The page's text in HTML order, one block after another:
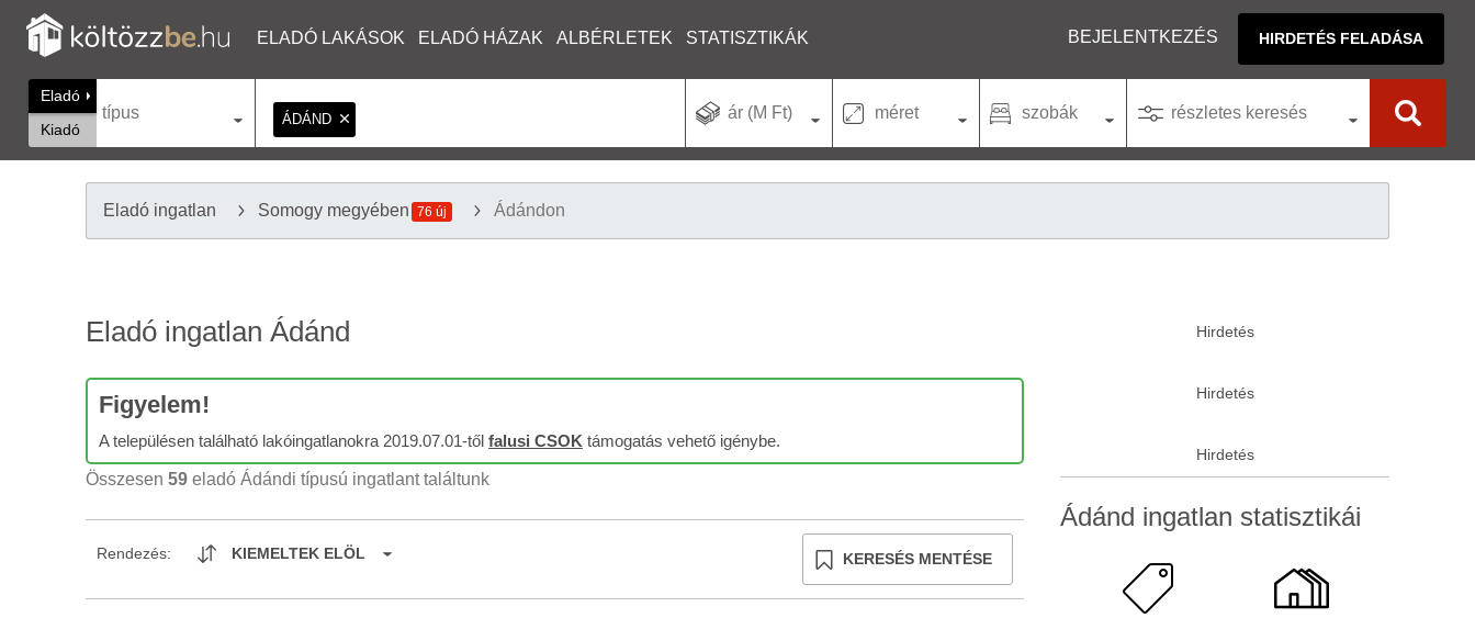
ELADÓ LAKÁSOK ELADÓ HÁZAK ALBÉRLETEK STATISZTIKÁK BEJELENTKEZÉS HIRDETÉS FELADÁSA
Eladó
Kiadó
típus ÁDÁND ár (M Ft) méret szobák részletes keresés
Eladó ingatlan Somogy megyében 76 új Ádándon
Eladó ingatlan Ádánd
Figyelem!
A településen található lakóingatlanokra 2019.07.01-től falusi CSOK támogatás vehető igénybe.
Összesen 59 eladó Ádándi típusú ingatlant találtunk
Rendezés: KIEMELTEK ELÖL KERESÉS MENTÉSE
Ádánd ingatlan statisztikái